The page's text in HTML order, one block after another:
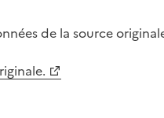
de la source